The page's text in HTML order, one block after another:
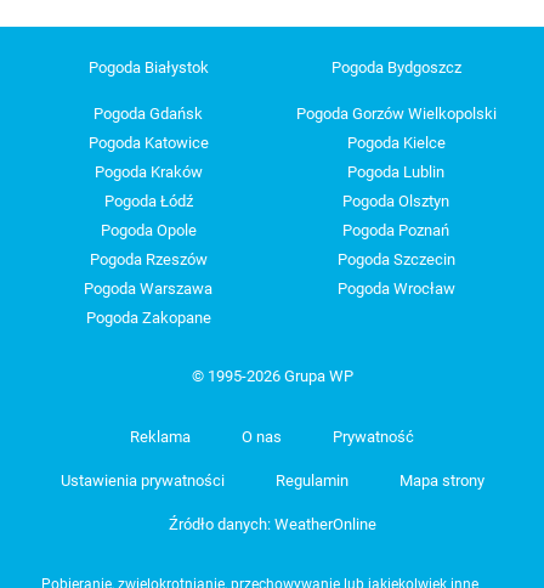
Pogoda Białystok Pogoda Bydgoszcz
Pogoda Gdańsk
Pogoda Gorzów Wielkopolski
Pogoda Katowice
Pogoda Kielce
Pogoda Kraków
Pogoda Lublin
Pogoda Łódź
Pogoda Olsztyn
Pogoda Opole
Pogoda Poznań
Pogoda Rzeszów
Pogoda Szczecin
Pogoda Warszawa
Pogoda Wrocław
Pogoda Zakopane
© 1995-2026 Grupa WP
Reklama O nas Prywatność
Ustawienia prywatności Regulamin Mapa strony
Źródło danych: WeatherOnline
Pobieranie, zwielokrotnianie, przechowywanie lub jakiekolwiek inne